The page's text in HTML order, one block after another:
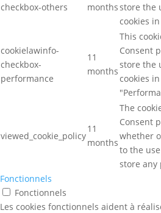
checkbox-others
monthsstore the
cookies
cookielawinfo-
checkbox-
performance
11
months
This
Consent
store the
cookies
viewed_cookie_policy
11
months
The
Consent
whether
to the
store any
Fonctionnels
Fonctionnels
Les cookies fonctionnels aident à